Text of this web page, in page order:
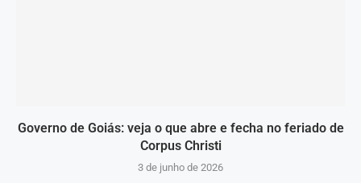
Governo de Goiás: veja o que abre e fecha no feriado de
Corpus Christi
3 de junho de 2026